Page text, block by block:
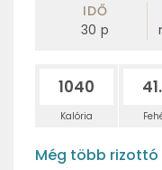
IDŐ
30 p
1040
Kalória
Még több rizottó